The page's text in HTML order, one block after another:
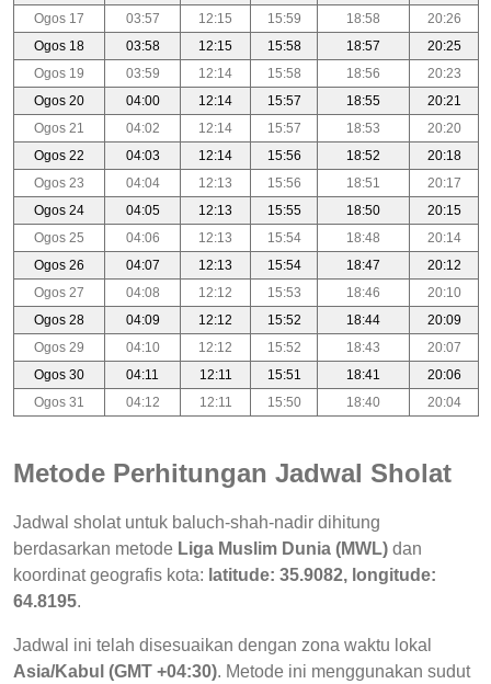
Ogos 17
03:57 12:15 15:59 18:58
20:26
Ogos 18
03:58 12:15 15:58 18:57
20:25
Ogos 19
03:59 12:14 15:58 18:56
20:23
Ogos 20
04:00 12:14 15:57 18:55
20:21
Ogos 21
04:02 12:14 15:57 18:53
20:20
Ogos 22
04:03 12:14 15:56 18:52
20:18
Ogos 23
04:04 12:13 15:56 18:51
20:17
Ogos 24
04:05 12:13 15:55 18:50
20:15
Ogos 25
04:06 12:13 15:54 18:48
20:14
Ogos 26
04:07 12:13 15:54 18:47
20:12
Ogos 27
04:08 12:12 15:53 18:46
20:10
Ogos 28
04:09 12:12 15:52 18:44
20:09
Ogos 29
04:10 12:12 15:52 18:43
20:07
Ogos 30
04:11 12:11 15:51 18:41
20:06
Ogos 31
04:12 12:11 15:50 18:40 20:04
Metode Perhitungan Jadwal Sholat
Jadwal sholat untuk baluch-shah-nadir dihitung
berdasarkan metode Liga Muslim Dunia (MWL) dan
koordinat geografis kota: latitude: 35.9082, longitude:
64.8195.
Jadwal ini telah disesuaikan dengan zona waktu lokal
Asia/Kabul (GMT +04:30). Metode ini menggunakan sudut